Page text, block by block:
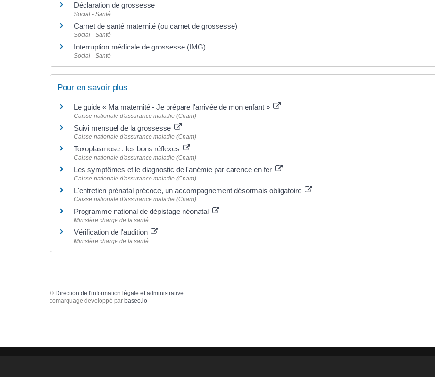
Déclaration de grossesse
Social - Santé
Carnet de santé maternité (ou carnet de grossesse)
Social - Santé
Interruption médicale de grossesse (IMG)
Social - Santé
Pour en savoir plus
Le guide « Ma maternité - Je prépare l'arrivée de mon enfant »
Caisse nationale d'assurance maladie (Cnam)
Suivi mensuel de la grossesse
Caisse nationale d'assurance maladie (Cnam)
Toxoplasmose : les bons réflexes
Caisse nationale d'assurance maladie (Cnam)
Les symptômes et le diagnostic de l'anémie par carence en fer
Caisse nationale d'assurance maladie (Cnam)
L'entretien prénatal précoce, un accompagnement désormais obligatoire
Caisse nationale d'assurance maladie (Cnam)
Programme national de dépistage néonatal
Ministère chargé de la santé
Vérification de l'audition
Ministère chargé de la santé
© Direction de l'information légale et administrative
comarquage developpé par baseo.io